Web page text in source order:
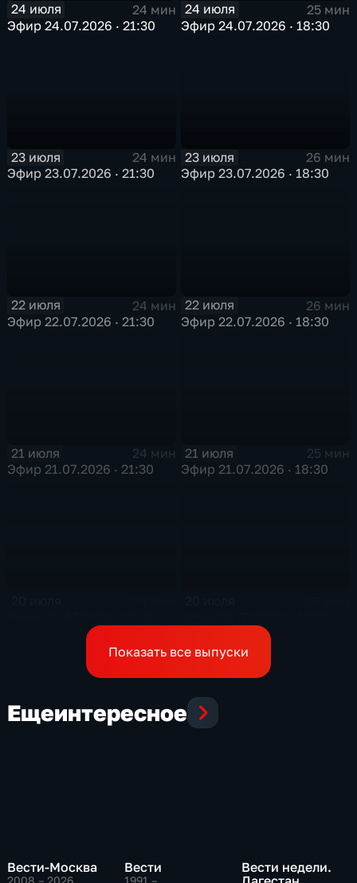
24 июля
24 мин
Эфир 24.07.2026 · 21:30
24 июля
25 мин
Эфир 24.07.2026 · 18:30
23 июля
24 мин
Эфир 23.07.2026 · 21:30
23 июля
26 мин
Эфир 23.07.2026 · 18:30
22 июля
24 мин
Эфир 22.07.2026 · 21:30
22 июля
26 мин
Эфир 22.07.2026 · 18:30
21 июля
24 мин
Эфир 21.07.2026 · 21:30
21 июля
25 мин
Эфир 21.07.2026 · 18:30
Показать все выпуски
Ещеинтересное
Вести-Москва
2008 – 2026,
Вести
1991 – …,
Вести недели.